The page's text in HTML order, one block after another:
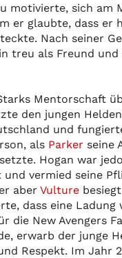
motivierte, sich am
er glaubte, dass er
Nach seiner
treu als Freund
Mentorschaft
den jungen
und
als Parker seine
Hogan war
vermied seine
aber Vulture
dass eine Ladung
die New Avengers
erwarb der junge
Respekt. Im Jahr